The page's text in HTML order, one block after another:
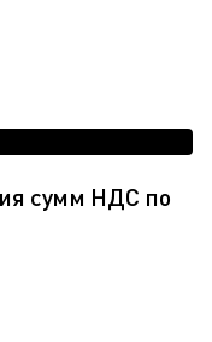
сумм НДС по